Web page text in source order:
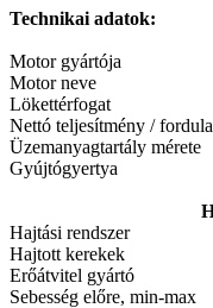
Technikai adatok:
Motor gyártója
Motor neve
Lökettérfogat
Nettó teljesítmény /
Üzemanyagtartály mérete
Gyújtógyertya
Hajtási rendszer
Hajtott kerekek
Erőátvitel gyártó
Sebesség előre, min-max